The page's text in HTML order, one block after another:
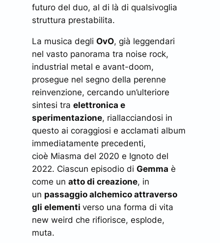
futuro del duo, al di là di qualsivoglia
struttura prestabilita.
La musica degliOvO, già leggendari
nel vasto panorama tra noise rock,
industrial metal e avant-doom,
prosegue nel segno della perenne
reinvenzione, cercando un’ulteriore
sintesi traelettronica e
sperimentazione, riallacciandosi in
questo ai coraggiosi e acclamati album
immediatamente precedenti,
cioè Miasma del 2020 e Ignoto del
2022. Ciascun episodio diGemma è
come unatto di creazione, in
un passaggio alchemico attraverso
gli elementiverso una forma di vita
new weird che rifiorisce, esplode,
muta.